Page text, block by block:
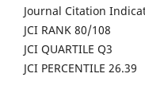
Journal Citation
JCI RANK 80/108
JCI QUARTILE Q3
JCI PERCENTILE 26.39